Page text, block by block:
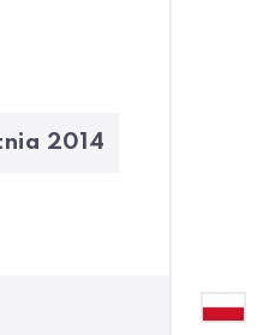
2014